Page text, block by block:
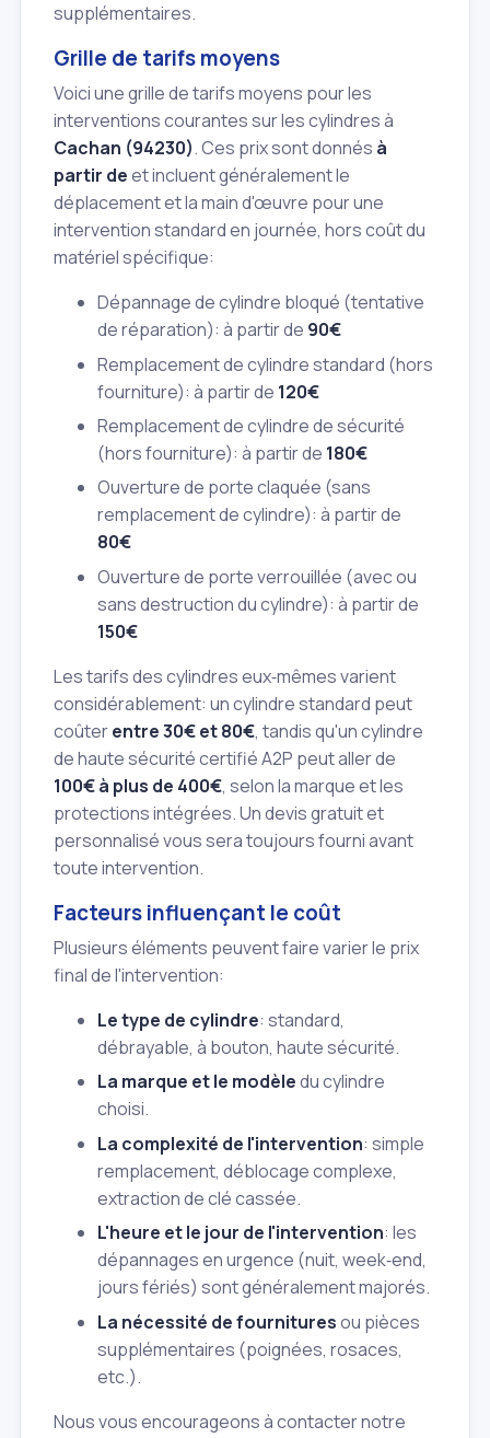
supplémentaires.
Grille de tarifs moyens
Voici une grille de tarifs moyens pour les
interventions courantes sur les cylindres à
Cachan (94230). Ces prix sont donnés à
partir deet incluent généralement le
déplacement et la main d'œuvre pour une
intervention standard en journée, hors coût du
matériel spécifique:
Dépannage de cylindre bloqué (tentative
de réparation): à partir de 90€
Remplacement de cylindre standard (hors
fourniture): à partir de 120€
Remplacement de cylindre de sécurité
(hors fourniture): à partir de 180€
Ouverture de porte claquée (sans
remplacement de cylindre): à partir de
80€
Ouverture de porte verrouillée (avec ou
sans destruction du cylindre): à partir de
150€
Les tarifs des cylindres eux‑mêmes varient
considérablement: un cylindre standard peut
coûterentre 30€ et 80€, tandis qu'un cylindre
de haute sécurité certifié A2P peut aller de
100€ à plus de 400€, selon la marque et les
protections intégrées. Un devis gratuit et
personnalisé vous sera toujours fourni avant
toute intervention.
Facteurs influençant le coût
Plusieurs éléments peuvent faire varier le prix
final de l'intervention:
Le type de cylindre: standard,
débrayable, à bouton, haute sécurité.
La marque et le modèledu cylindre
choisi.
La complexité de l'intervention: simple
remplacement, déblocage complexe,
extraction de clé cassée.
L'heure et le jour de l'intervention: les
dépannages en urgence (nuit, week‑end,
jours fériés) sont généralement majorés.
La nécessité de fournituresou pièces
supplémentaires (poignées, rosaces,
etc.).
Nous vous encourageons à contacter notre